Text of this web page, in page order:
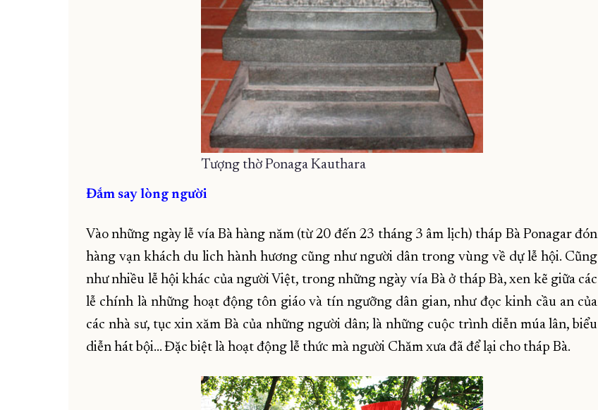
Tượng thờ Ponaga Kauthara
Đắm say lòng người
Vào những ngày lễ vía Bà hàng năm (từ 20 đến 23 tháng 3 âm lịch) tháp Bà Ponagar đón
hàng vạn khách du lich hành hương cũng như người dân trong vùng về dự lễ hội. Cũng
như nhiều lễ hội khác của người Việt, trong những ngày vía Bà ở tháp Bà, xen kẽ giữa các
lễ chính là những hoạt động tôn giáo và tín ngưỡng dân gian, như đọc kinh cầu an của
các nhà sư, tục xin xăm Bà của những người dân; là những cuộc trình diễn múa lân, biểu
diễn hát bội... Đặc biệt là hoạt động lễ thức mà người Chăm xưa đã để lại cho tháp Bà.